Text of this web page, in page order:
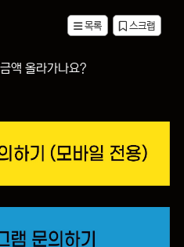
목록 스크랩
액 올라가나요?